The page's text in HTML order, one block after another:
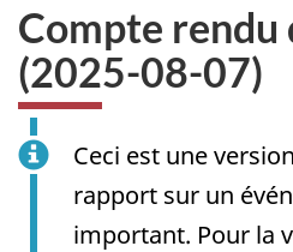
Compte rendu
(2025-08-07)
Ceci est une
rapport sur un
important. Pour la